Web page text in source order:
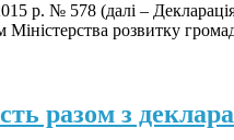
р. № 578 (далі –
розвитку
разом з